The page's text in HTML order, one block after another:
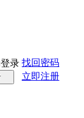
录 找回密码
立即注册